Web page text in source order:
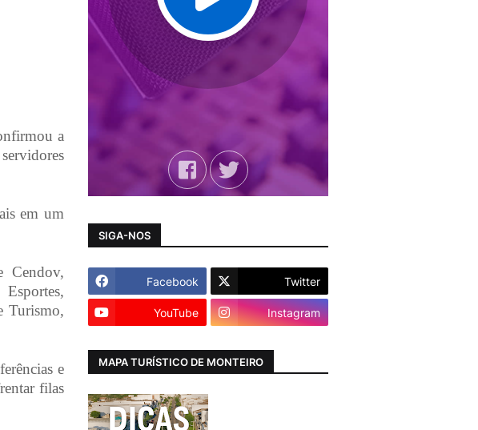
a
em um
Cendov,
Turismo,
e
filas
SIGA-NOS
Facebook Twitter
YouTube Instagram
MAPA TURÍSTICO DE MONTEIRO